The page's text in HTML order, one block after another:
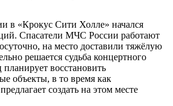
в «Крокус Сити Холле» начался
Спасатели МЧС России работают
на место доставили тяжёлую
решается судьба концертного
планирует восстановить
объекты, в то время как
создать на этом месте